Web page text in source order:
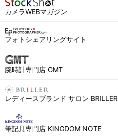
カメラWEBマガジン
フォトシェアリングサイト
腕時計専門店 GMT
レディースブランド サロン BRILLER
筆記具専門店 KINGDOM NOTE